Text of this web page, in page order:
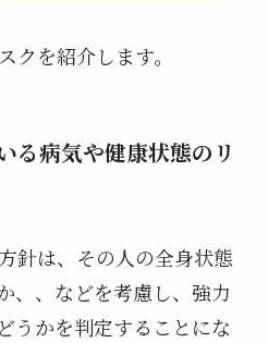
クを紹介します。
病気や健康状態のリ
針は、その人の全身状態
、、などを考慮し、強力
うかを判定することにな